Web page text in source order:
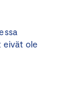
eivät ole